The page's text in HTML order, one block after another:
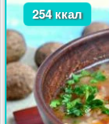
254 ккал